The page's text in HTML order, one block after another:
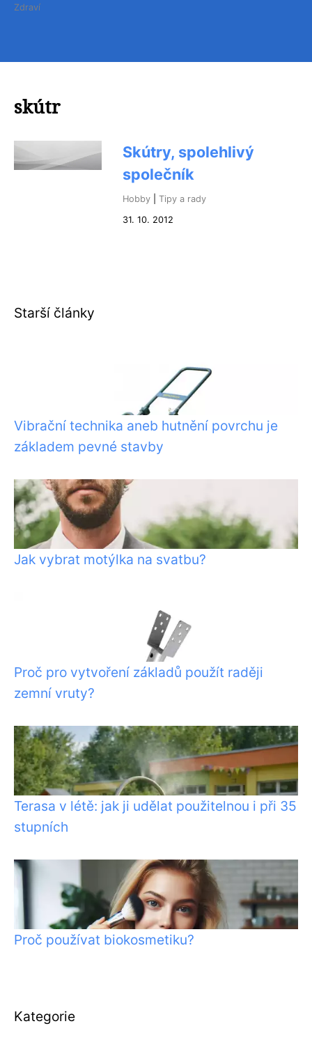
Zdraví
skútr
Skútry, spolehlivý
společník
Hobby
Tipy a rady
31. 10. 2012
Starší články
Vibrační technika aneb hutnění povrchu je
základem pevné stavby
Jak vybrat motýlka na svatbu?
Proč pro vytvoření základů použít raději
zemní vruty?
Terasa v létě: jak ji udělat použitelnou i při 35
stupních
Proč používat biokosmetiku?
Kategorie